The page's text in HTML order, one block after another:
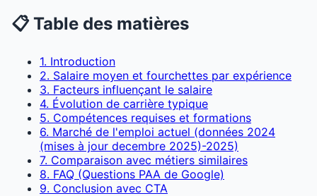
📋 Table des matières
1. Introduction
2. Salaire moyen et fourchettes par expérience
3. Facteurs influençant le salaire
4. Évolution de carrière typique
5. Compétences requises et formations
6. Marché de l'emploi actuel (données 2024
(mises à jour decembre 2025)-2025)
7. Comparaison avec métiers similaires
8. FAQ (Questions PAA de Google)
9. Conclusion avec CTA